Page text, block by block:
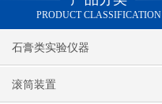
PRODUCT CLASSIFICATION
石膏类实验仪器
滚筒装置